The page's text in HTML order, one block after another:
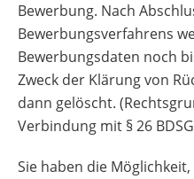
Bewerbung. Nach
Bewerbungsverfahrens
Bewerbungsdaten noch
Zweck der Klärung von
dann gelöscht.
Verbindung mit § 26
Sie haben die